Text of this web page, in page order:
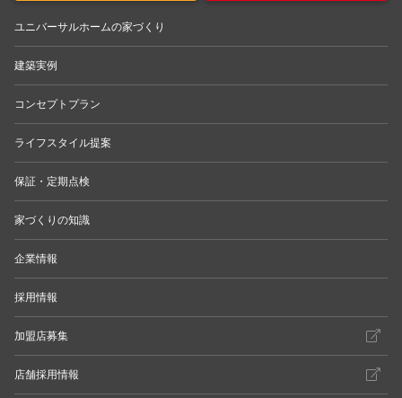
ユニバーサルホームの家づくり
建築実例
コンセプトプラン
ライフスタイル提案
保証・定期点検
家づくりの知識
企業情報
採用情報
加盟店募集
店舗採用情報